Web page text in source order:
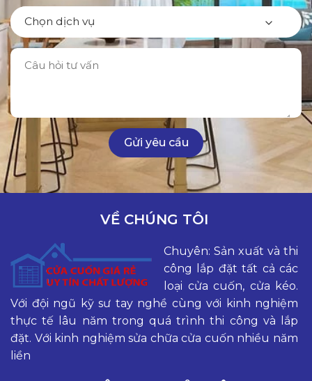
VỀ CHÚNG TÔI
Chuyên: Sản xuất và thi
công lắp đặt tất cả các
loại cửa cuốn, cửa kéo.
Với đội ngũ kỹ sư tay nghề cùng với kinh nghiệm
thực tế lâu năm trong quá trình thi công và lắp
đặt. Với kinh nghiệm sửa chữa cửa cuốn nhiều năm
liền